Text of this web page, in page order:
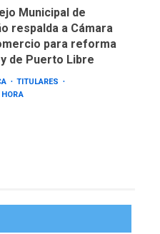
Municipal de
respalda a Cámara
para reforma
de Puerto Libre
TITULARES
nos respaldaron